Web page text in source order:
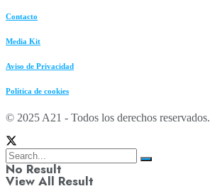
Contacto
Media Kit
Aviso de Privacidad
Política de cookies
© 2025 A21 - Todos los derechos reservados.
No Result
View All Result